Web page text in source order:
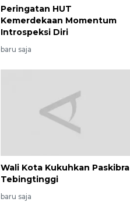
Peringatan HUT
Kemerdekaan Momentum
Introspeksi Diri
baru saja
Wali Kota Kukuhkan Paskibra
Tebingtinggi
baru saja